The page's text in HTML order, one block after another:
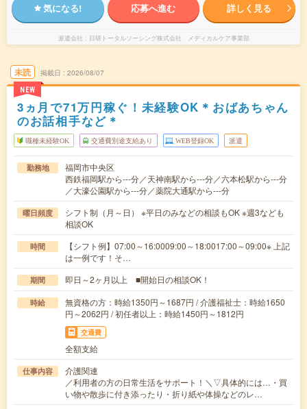
気になる! 応募へ進む 詳しく見る
派遣会社 日研トータルソーシング株式会社 メディカルケア事業部
未読
NEW
掲載日 2026/08/07
3ヵ月で71万円稼ぐ！未経験OK＊おばあちゃん
のお話相手など＊
職種未経験OK 交通費別途支給あり WEB登録OK 派遣
勤務地
福岡市中央区
西鉄福岡駅から---分／天神南駅から---分／六本松駅から---分
／大濠公園駅から---分／薬院大通駅から---分
曜日頻度
シフト制（月～日） ※平日のみなどの相談もOK ※週3なども
相談OK
時間
【シフト例】07:00～16:0009:00～18:0017:00～09:00※ 上記
は一例です！そ…
期間 即日～2ヶ月以上 ■開始日の相談OK！
時給
無資格の方：時給1350円～1687円 / 介護福祉士：時給1650
円～2062円 / 初任者以上：時給1450円～1812円
交通費
全額支給
仕事内容
介護関連
／利用者の方の日常生活をサポート！＼▽具体的には…・買
い物や散歩に付き添ったり・折り紙や体操などのレ…